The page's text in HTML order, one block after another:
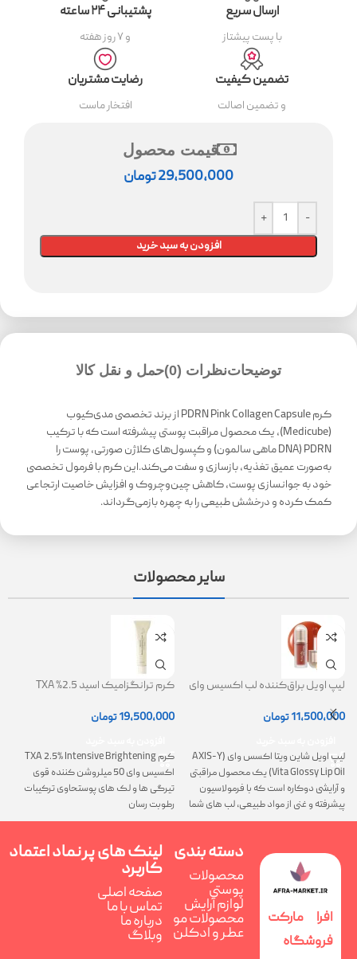
ارسال سریع
با پست پیشتاز
پشتیبانی ۲۴ ساعته
و ۷ روز هفته
تضمین کیفیت
و تضمین اصالت
رضایت مشتریان
افتخار ماست
قیمت محصول
29,500,000تومان
افزودن به سبد خرید
توضیحاتنظرات (0) حمل و نقل کالا
کرم PDRN Pink Collagen Capsule از برند تخصصی مدی‌کیوب
(Medicube)، یک محصول مراقبت پوستی پیشرفته است که با ترکیب
PDRN (DNA ماهی سالمون) و کپسول‌های کلاژن صورتی، پوست را
به‌صورت عمیق تغذیه، بازسازی و سفت می‌کند.این کرم با فرمول تخصصی
خود به جوانسازی پوست، کاهش چین‌وچروک و افزایش خاصیت ارتجاعی
کمک کرده و درخشش طبیعی را به چهره بازمی‌گرداند.
سایر محصولات
لیپ اویل براق‌کننده لب اکسیس وای
11,500,000تومان
لیپ اویل شاین ویتا اکسس وای (AXIS-Y
Vita Glossy Lip Oil) یک محصول مراقبتی
و آرایشی دوکاره است که با فرمولاسیون
پیشرفته و غنی از مواد طبیعی، لب های شما
را همزمان ترمیم، تغذیه و فوق العاده
کرم ترانگزامیک اسید 2.5% TXA
19,500,000تومان
کرم TXA 2.5% Intensive Brightening
اکسیس وای 50 میلروشن کننده قوی
تیرگی ها و لک های پوستحاوی ترکیبات
رطوبت رسان
افرا مارکت
فروشگاه
دسته بندی
محصولات
پوستی
لوازم آرایش
محصولات مو
عطر و ادکلن
لینک های پر
کاربرد
صفحه اصلی
تماس با ما
درباره ما
وبلاگ
نماد اعتماد